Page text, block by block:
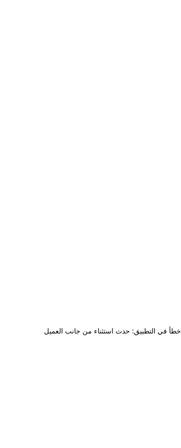
خطأ في التطبيق: حدث استثناء من جانب العميل